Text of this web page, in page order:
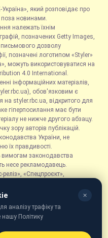
який розповідає про
поза новинами.
належать їхнім
позначених Getty Images,
дозволу
позначені логотипом «Styler»
можуть використовуватися на
4.0 International.
інформаційних матеріалів,
обов'язковим є
на styler.rbc.ua, відкритого для
гіперпосилання має бути
не нижче другого абзацу.
зору авторів публікацій.
України, не
їх правдивості.
вимогам законодавства
несе рекламодавець.
«Спецпроєкт»,
форматом, що містить
з діяльністю
наданій відповідними
за достовірність такої
✕
аналізу трафіку та
нашу Політику